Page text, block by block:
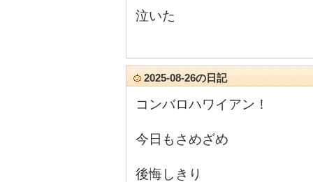
泣いた
2025-08-26の日記
コンバロハワイアン！
今日もさめざめ
後悔しきり